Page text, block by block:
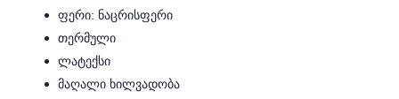
ფერი: ნაცრისფერი
თერმული
ლატექსი
მაღალი ხილვადობა